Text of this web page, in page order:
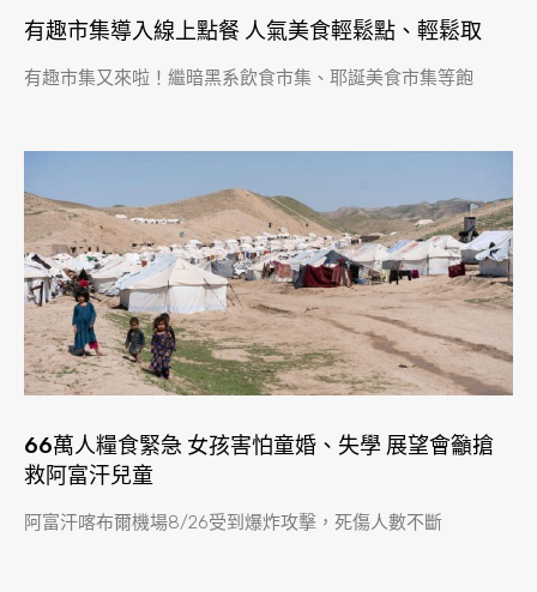
有趣市集導入線上點餐 人氣美食輕鬆點、輕鬆取
有趣市集又來啦！繼暗黑系飲食市集、耶誕美食市集等飽
66萬人糧食緊急 女孩害怕童婚、失學 展望會籲搶
救阿富汗兒童
阿富汗喀布爾機場8/26受到爆炸攻擊，死傷人數不斷